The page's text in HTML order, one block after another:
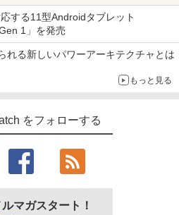
する11型Androidタブレット
1」を発売
れる新しいパワーアーキテクチャとは
もっと見る
をフォローする
ルマガスタート！